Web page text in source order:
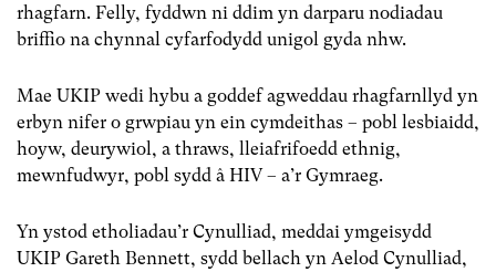
rhagfarn. Felly, fyddwn ni ddim yn darparu nodiadau
briffio na chynnal cyfarfodydd unigol gyda nhw.
Mae UKIP wedi hybu a goddef agweddau rhagfarnllyd yn
erbyn nifer o grwpiau yn ein cymdeithas – pobl lesbiaidd,
hoyw, deurywiol, a thraws, lleiafrifoedd ethnig,
mewnfudwyr, pobl sydd â HIV – a’r Gymraeg.
Yn ystod etholiadau’r Cynulliad, meddai ymgeisydd
UKIP Gareth Bennett, sydd bellach yn Aelod Cynulliad,